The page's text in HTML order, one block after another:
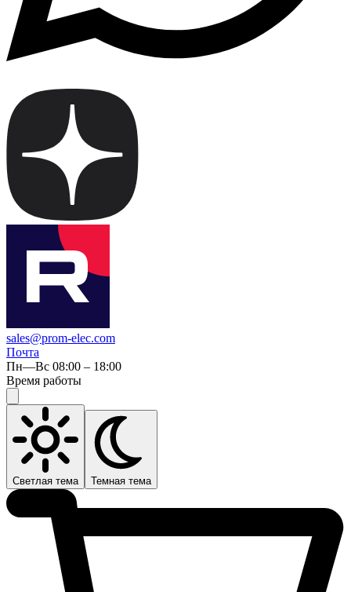
sales@prom-elec.com
Почта
Пн—Вс 08:00 – 18:00
Время работы
Светлая тема Темная тема